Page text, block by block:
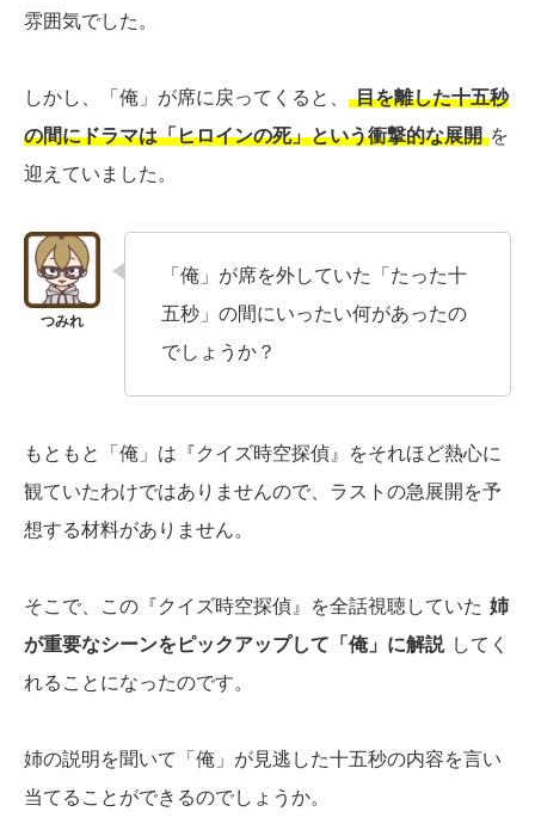
雰囲気でした。
しかし、「俺」が席に戻ってくると、
目を離した十五秒
の間にドラマは「ヒロインの死」という衝撃的な展開 を
迎えていました。
「俺」が席を外していた「たった十
五秒」の間にいったい何があったの
でしょうか？
もともと「俺」は『クイズ時空探偵』をそれほど熱心に
観ていたわけではありませんので、ラストの急展開を予
想する材料がありません。
そこで、この『クイズ時空探偵』を全話視聴していた 姉
が重要なシーンをピックアップして「俺」に解説 してく
れることになったのです。
姉の説明を聞いて「俺」が見逃した十五秒の内容を言い
当てることができるのでしょうか。